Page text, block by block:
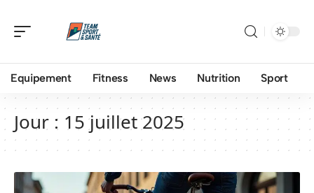
Equipement Fitness News Nutrition Sport
Jour : 15 juillet 2025